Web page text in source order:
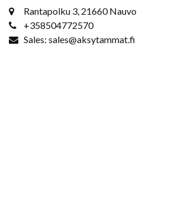
Rantapolku 3, 21660 Nauvo
+358504772570
Sales: sales@aksytammat.fi